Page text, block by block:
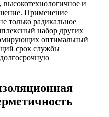
высокотехнологичное и
Применение
только радикальное
набор других
оптимальный
срок службы